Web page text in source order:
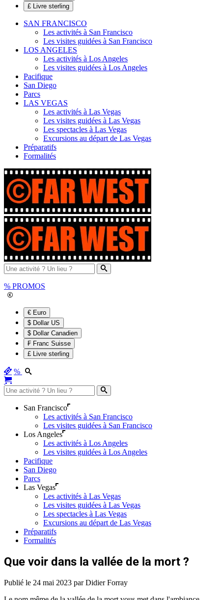
£ Livre sterling
SAN FRANCISCO
Les activités à San Francisco
Les visites guidées à San Francisco
LOS ANGELES
Les activités à Los Angeles
Les visites guidées à Los Angeles
Pacifique
San Diego
Parcs
LAS VEGAS
Les activités à Las Vegas
Les visites guidées à Las Vegas
Les spectacles à Las Vegas
Excursions au départ de Las Vegas
Préparatifs
Formalités
% PROMOS
€ Euro
$ Dollar US
$ Dollar Canadien
₣ Franc Suisse
£ Livre sterling
%
San Francisco
Les activités à San Francisco
Les visites guidées à San Francisco
Los Angeles
Les activités à Los Angeles
Les visites guidées à Los Angeles
Pacifique
San Diego
Parcs
Las Vegas
Les activités à Las Vegas
Les visites guidées à Las Vegas
Les spectacles à Las Vegas
Excursions au départ de Las Vegas
Préparatifs
Formalités
Que voir dans la vallée de la mort ?
Publié le 24 mai 2023 par Didier Forray